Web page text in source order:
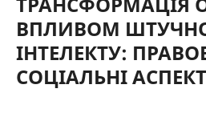
ВПЛИВОМ
ІНТЕЛЕКТУ:
СОЦІАЛЬНІ